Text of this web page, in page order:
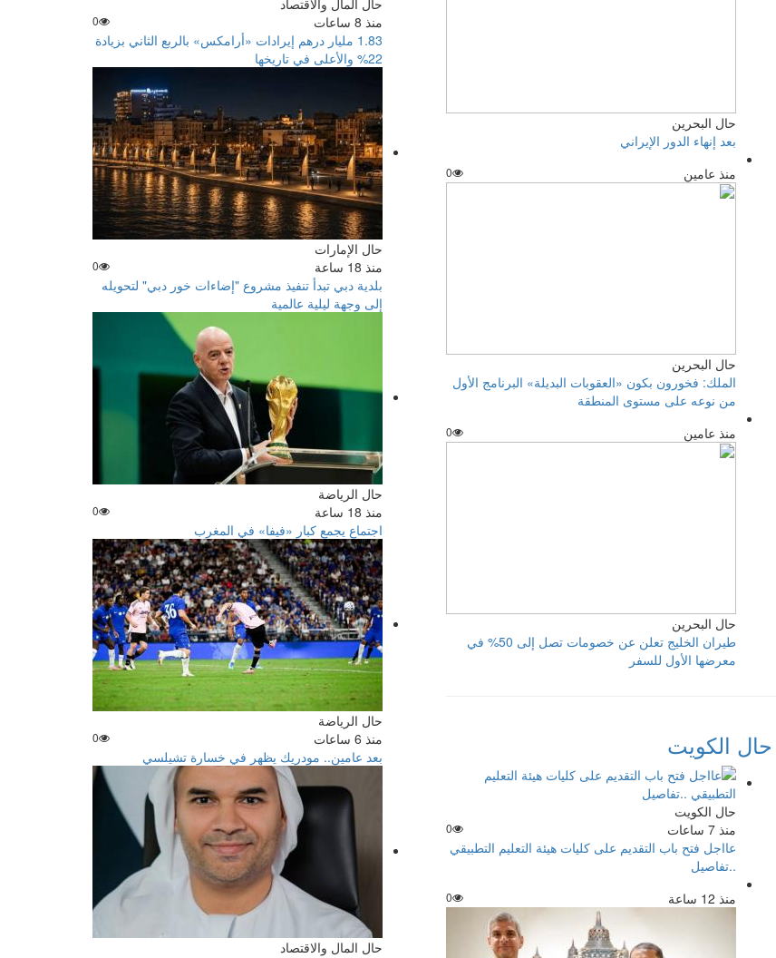
حال البحرين
بعد إنهاء الدور الإيراني
منذ عامين
0
حال البحرين
الملك: فخورون بكون «العقوبات البديلة» البرنامج الأول
من نوعه على مستوى المنطقة
منذ عامين
0
حال البحرين
طيران الخليج تعلن عن خصومات تصل إلى 50% في
معرضها الأول للسفر
حال الكويت
حال الكويت
منذ 7 ساعات
0
عااجل فتح باب التقديم على كليات هيئة التعليم التطبيقي
..تفاصيل
منذ 12 ساعة
0
حال المال والاقتصاد
منذ 8 ساعات
0
‏1.83 مليار درهم إيرادات «أرامكس» بالربع الثاني بزيادة
22% والأعلى في تاريخها
حال الإمارات
منذ 18 ساعة
0
بلدية دبي تبدأ تنفيذ مشروع "إضاءات خور دبي" لتحويله
إلى وجهة ليلية عالمية
حال الرياضة
منذ 18 ساعة
0
اجتماع يجمع كبار «فيفا» في المغرب
حال الرياضة
منذ 6 ساعات
0
بعد عامين.. مودريك يظهر في خسارة تشيلسي
حال المال والاقتصاد